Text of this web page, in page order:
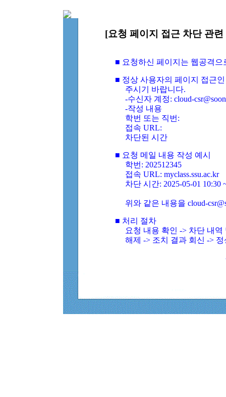
[요청 페이지 접근 차단 관
■ 요청하신 페이지는 웹공격
■ 정상 사용자의 페이지 접근
주시기 바랍니다.
-수신자 계정: cloud-
-작성 내용
학번 또는 직번:
접속 URL:
차단된 시간
■ 요청 메일 내용 작성 예시
학번: 202512345
접속 URL: myclass.ssu.ac.kr
차단 시간: 2025-05-01 10:30
위와 같은 내용을 cloud-
■ 처리 절차
요청 내용 확인 -> 차단 내
해제 -> 조치 결과 회신 ->